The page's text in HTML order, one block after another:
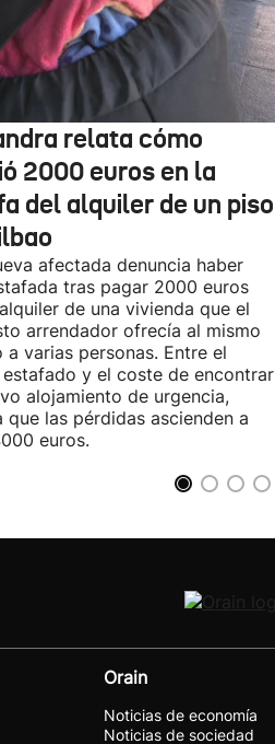
relata cómo
2000 euros en la
del alquiler de un piso
afectada denuncia haber
tras pagar 2000 euros
de una vivienda que el
arrendador ofrecía al mismo
a varias personas. Entre el
y el coste de encontrar
alojamiento de urgencia,
que las pérdidas ascienden a
euros.
Orain
Noticias de economía
Noticias de sociedad